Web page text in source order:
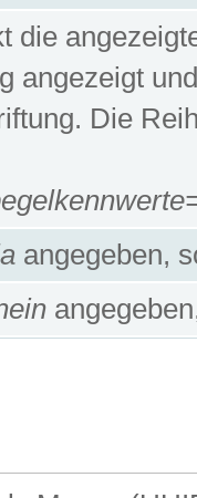
die
angezeigt
Die
angegeben,